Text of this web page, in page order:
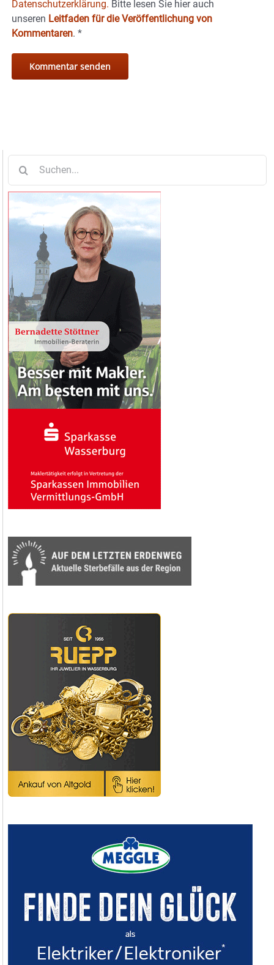
Datenschutzerklärung. Bitte lesen Sie hier auch
unseren Leitfaden für die Veröffentlichung von
Kommentaren. *
nach: